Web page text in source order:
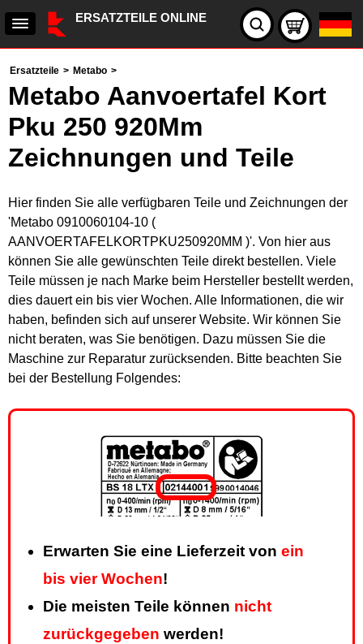
ERSATZTEILE ONLINE
Ersatzteile > Metabo >
Metabo Aanvoertafel Kort
Pku 250 920Mm
Zeichnungen und Teile
Hier finden Sie alle verfügbaren Teile und Zeichnungen der
'Metabo 0910060104-10 (
AANVOERTAFELKORTPKU250920MM )'. Von hier aus
können Sie alle gewünschten Teile direkt bestellen. Viele
Teile müssen je nach Marke beim Hersteller bestellt werden,
dies dauert ein bis vier Wochen. Alle Informationen, die wir
haben, befinden sich auf unserer Website. Wir können Sie
nicht beraten, was Sie benötigen. Dazu müssen Sie die
Maschine zur Reparatur zurücksenden. Bitte beachten Sie
bei der Bestellung Folgendes:
Erwarten Sie eine Lieferzeit von ein
bis vier Wochen!
Die meisten Teile können nicht
zurückgegeben werden!